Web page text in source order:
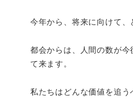
今年から、将来に向けて
都会からは、人間の数が
て来ます。
私たちはどんな価値を追